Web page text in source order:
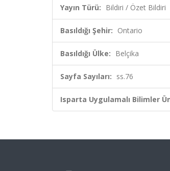
Yayın Türü: Bildiri / Özet Bildiri
Basıldığı Şehir: Ontario
Basıldığı Ülke: Belçika
Sayfa Sayıları: ss.76
Isparta Uygulamalı Bilimler